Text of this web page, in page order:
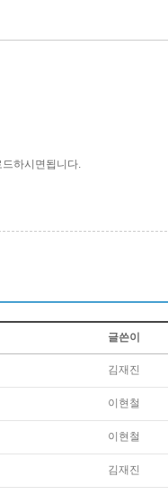
하시면됩니다.
글쓴이
김재진
이현철
이현철
김재진